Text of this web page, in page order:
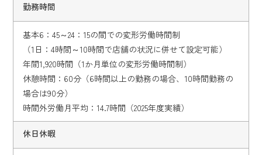
勤務時間
基本6：45～24：15の間での変形労働時間制
（1日：4時間～10時間で店舗の状況に併せて設定可能）
年間1,920時間（1か月単位の変形労働時間制）
休憩時間：60分（6時間以上の勤務の場合、10時間勤務の
場合は90分）
時間外労働月平均：14.7時間（2025年度実績）
休日休暇